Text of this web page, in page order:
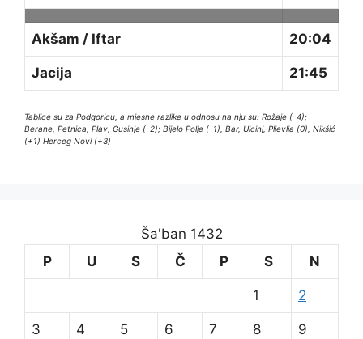
Akšam / Iftar 20:04
Jacija 21:45
Tablice su za Podgoricu, a mjesne razlike u odnosu na nju su: Rožaje (-4);
Berane, Petnica, Plav, Gusinje (-2); Bijelo Polje (-1), Bar, Ulcinj, Pljevlja (0), Nikšić
(+1) Herceg Novi (+3)
Ša'ban 1432
P
U S Č P S N
1 2
3 4 5 6 7 8 9